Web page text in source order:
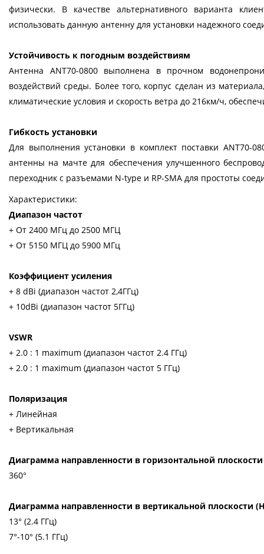
физически. В качестве альтернативного варианта
использовать данную антенну для установки надежного
Устойчивость к погодным воздействиям
Антенна ANT70-0800 выполнена в прочном
воздействий среды. Более того, корпус сделан из
климатические условия и скорость ветра до 216км/ч,
Гибкость установки
Для выполнения установки в комплект поставки ANT70-
антенны на мачте для обеспечения улучшенного
переходник с разъемами N-type и RP-SMA для простоты
Характеристики:
Диапазон частот
+ От 2400 МГц до 2500 МГЦ
+ От 5150 МГЦ до 5900 МГц
Коэффициент усиления
+ 8 dBi (диапазон частот 2,4ГГц)
+ 10dBi (диапазон частот 5ГГц)
VSWR
+ 2.0 : 1 maximum (диапазон частот 2.4 ГГц)
+ 2.0 : 1 maximum (диапазон частот 5 ГГц)
Поляризация
+ Линейная
+ Вертикальная
Диаграмма направленности в горизонтальной плоскости
360°
Диаграмма направленности в вертикальной плоскости
13° (2.4 ГГц)
7°-10° (5.1 ГГц)